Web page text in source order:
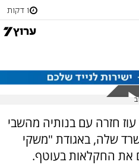
1 דקות
חזרה עם בנותיה מהשבי
שלה, באגודת "משקי
את החקלאות בעוטף.